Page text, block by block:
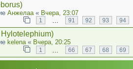
Анжелаа « Вчера, 23:07
1 91 92 93 94
kelena« Вчера, 20:25
1 66 67 68 69